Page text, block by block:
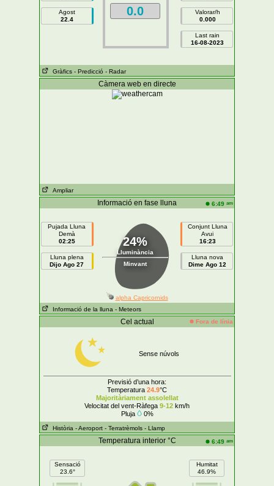
Agost
22.4
0.0
Valorar/h
0.000
Last rain
16-08-2023
Gràfics - Predicció - Radar
Càmera web en directe
Ampliar
Informació en fase lluna 6:49 am
Pujada Lluna
Demà
02:25
Lluna plena
Dijo Ago 27
24%
Lluminància
Minvant
Conjunt Lluna
Avui
16:23
Lluna nova
Dime Ago 12
alpha Capricornids
Informació de la lluna - Meteors
Cel actual Fora de línia
Sense núvols
Previsió d’una hora:
Temperatura 24.9°C
Majoritàriament assolellat
Velocitat del vent-Ràfega 9-12 km/h
Pluja
0%
Història - Aeroport - Terratrèmols - Llamp
Temperatura interior °C 6:49 am
Sensació
23.6°
Humitat
46.9%